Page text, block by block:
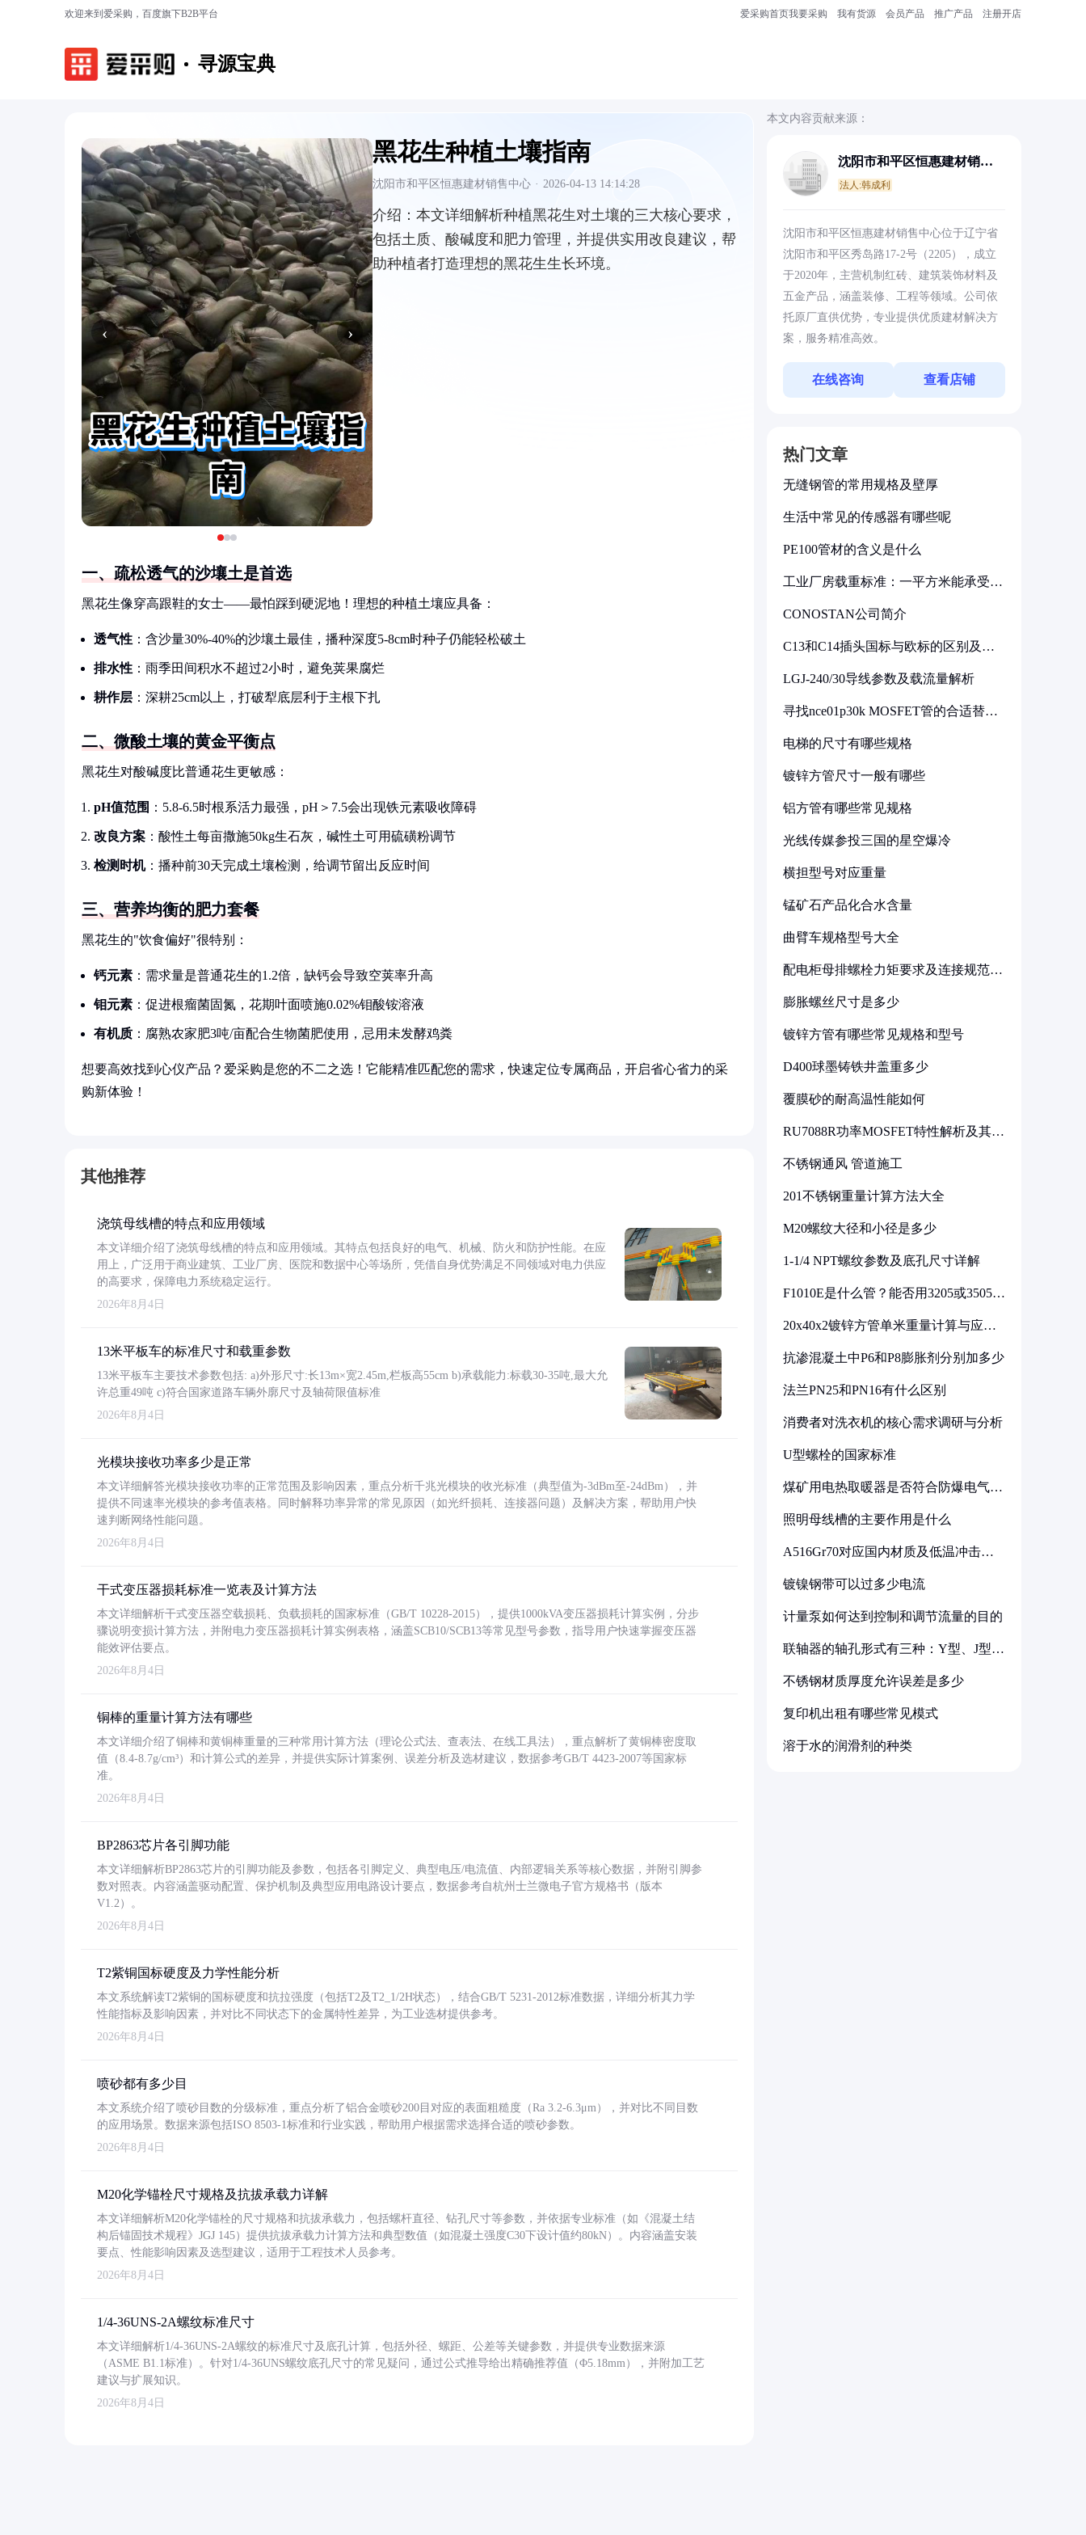
欢迎来到爱采购，百度旗下B2B平台 爱采购首页我要采购 我有货源 会员产品 推广产品 注册开店
寻源宝典
‹ ›
黑花生种植土壤指南
沈阳市和平区恒惠建材销售中心 · 2026-04-13 14:14:28
介绍： 本文详细解析种植黑花生对土壤的三大核心要求，
包括土质、酸碱度和肥力管理，并提供实用改良建议，帮
助种植者打造理想的黑花生生长环境。
一、疏松透气的沙壤土是首选
黑花生像穿高跟鞋的女士——最怕踩到硬泥地！理想的种植土壤应具备：
透气性 ：含沙量30%-40%的沙壤土最佳，播种深度5-8cm时种子仍能轻松破土
排水性 ：雨季田间积水不超过2小时，避免荚果腐烂
耕作层 ：深耕25cm以上，打破犁底层利于主根下扎
二、微酸土壤的黄金平衡点
黑花生对酸碱度比普通花生更敏感：
pH值范围 ：5.8-6.5时根系活力最强，pH＞7.5会出现铁元素吸收障碍
改良方案 ：酸性土每亩撒施50kg生石灰，碱性土可用硫磺粉调节
检测时机：播种前30天完成土壤检测，给调节留出反应时间
三、营养均衡的肥力套餐
黑花生的"饮食偏好"很特别：
钙元素 ：需求量是普通花生的1.2倍，缺钙会导致空荚率升高
钼元素 ：促进根瘤菌固氮，花期叶面喷施0.02%钼酸铵溶液
有机质 ：腐熟农家肥3吨/亩配合生物菌肥使用，忌用未发酵鸡粪
想要高效找到心仪产品？爱采购是您的不二之选！它能精准匹配您的需求，快速定位专属商品，开启省心省力的采
购新体验！
其他推荐
浇筑母线槽的特点和应用领域
本文详细介绍了浇筑母线槽的特点和应用领域。其特点包括良好的电气、机械、防火和防护性能。在应
用上，广泛用于商业建筑、工业厂房、医院和数据中心等场所，凭借自身优势满足不同领域对电力供应
的高要求，保障电力系统稳定运行。
2026年8月4日
13米平板车的标准尺寸和载重参数
13米平板车主要技术参数包括: a)外形尺寸:长13m×宽2.45m,栏板高55cm b)承载能力:标载30-35吨,最大允
许总重49吨 c)符合国家道路车辆外廓尺寸及轴荷限值标准
2026年8月4日
光模块接收功率多少是正常
本文详细解答光模块接收功率的正常范围及影响因素，重点分析千兆光模块的收光标准（典型值为-3dBm至-24dBm），并
提供不同速率光模块的参考值表格。同时解释功率异常的常见原因（如光纤损耗、连接器问题）及解决方案，帮助用户快
速判断网络性能问题。
2026年8月4日
干式变压器损耗标准一览表及计算方法
本文详细解析干式变压器空载损耗、负载损耗的国家标准（GB/T 10228-2015），提供1000kVA变压器损耗计算实例，分步
骤说明变损计算方法，并附电力变压器损耗计算实例表格，涵盖SCB10/SCB13等常见型号参数，指导用户快速掌握变压器
能效评估要点。
2026年8月4日
铜棒的重量计算方法有哪些
本文详细介绍了铜棒和黄铜棒重量的三种常用计算方法（理论公式法、查表法、在线工具法），重点解析了黄铜棒密度取
值（8.4-8.7g/cm³）和计算公式的差异，并提供实际计算案例、误差分析及选材建议，数据参考GB/T 4423-2007等国家标
准。
2026年8月4日
BP2863芯片各引脚功能
本文详细解析BP2863芯片的引脚功能及参数，包括各引脚定义、典型电压/电流值、内部逻辑关系等核心数据，并附引脚参
数对照表。内容涵盖驱动配置、保护机制及典型应用电路设计要点，数据参考自杭州士兰微电子官方规格书（版本
V1.2）。
2026年8月4日
T2紫铜国标硬度及力学性能分析
本文系统解读T2紫铜的国标硬度和抗拉强度（包括T2及T2_1/2H状态），结合GB/T 5231-2012标准数据，详细分析其力学
性能指标及影响因素，并对比不同状态下的金属特性差异，为工业选材提供参考。
2026年8月4日
喷砂都有多少目
本文系统介绍了喷砂目数的分级标准，重点分析了铝合金喷砂200目对应的表面粗糙度（Ra 3.2-6.3μm），并对比不同目数
的应用场景。数据来源包括ISO 8503-1标准和行业实践，帮助用户根据需求选择合适的喷砂参数。
2026年8月4日
M20化学锚栓尺寸规格及抗拔承载力详解
本文详细解析M20化学锚栓的尺寸规格和抗拔承载力，包括螺杆直径、钻孔尺寸等参数，并依据专业标准（如《混凝土结
构后锚固技术规程》JGJ 145）提供抗拔承载力计算方法和典型数值（如混凝土强度C30下设计值约80kN）。内容涵盖安装
要点、性能影响因素及选型建议，适用于工程技术人员参考。
2026年8月4日
1/4-36UNS-2A螺纹标准尺寸
本文详细解析1/4-36UNS-2A螺纹的标准尺寸及底孔计算，包括外径、螺距、公差等关键参数，并提供专业数据来源
（ASME B1.1标准）。针对1/4-36UNS螺纹底孔尺寸的常见疑问，通过公式推导给出精确推荐值（Φ5.18mm），并附加工艺
建议与扩展知识。
2026年8月4日
本文内容贡献来源：
沈阳市和平区恒惠建材销售
法人:韩成利
沈阳市和平区恒惠建材销售中心位于辽宁省
沈阳市和平区秀岛路17-2号（2205），成立
于2020年，主营机制红砖、建筑装饰材料及
五金产品，涵盖装修、工程等领域。公司依
托原厂直供优势，专业提供优质建材解决方
案，服务精准高效。
在线咨询 查看店铺
热门文章
无缝钢管的常用规格及壁厚
生活中常见的传感器有哪些呢
PE100管材的含义是什么
工业厂房载重标准：一平方米能承受多
CONOSTAN公司简介
C13和C14插头国标与欧标的区别及其
LGJ-240/30导线参数及载流量解析
寻找nce01p30k MOSFET管的合适替代
电梯的尺寸有哪些规格
镀锌方管尺寸一般有哪些
铝方管有哪些常见规格
光线传媒参投三国的星空爆冷
横担型号对应重量
锰矿石产品化合水含量
曲臂车规格型号大全
配电柜母排螺栓力矩要求及连接规范详
膨胀螺丝尺寸是多少
镀锌方管有哪些常见规格和型号
D400球墨铸铁井盖重多少
覆膜砂的耐高温性能如何
RU7088R功率MOSFET特性解析及其在
不锈钢通风 管道施工
201不锈钢重量计算方法大全
M20螺纹大径和小径是多少
1-1/4 NPT螺纹参数及底孔尺寸详解
F1010E是什么管？能否用3205或3505代
20x40x2镀锌方管单米重量计算与应用
抗渗混凝土中P6和P8膨胀剂分别加多少
法兰PN25和PN16有什么区别
消费者对洗衣机的核心需求调研与分析
U型螺栓的国家标准
煤矿用电热取暖器是否符合防爆电气设
照明母线槽的主要作用是什么
A516Gr70对应国内材质及低温冲击要
镀镍钢带可以过多少电流
计量泵如何达到控制和调节流量的目的
联轴器的轴孔形式有三种：Y型、J型、
不锈钢材质厚度允许误差是多少
复印机出租有哪些常见模式
溶于水的润滑剂的种类